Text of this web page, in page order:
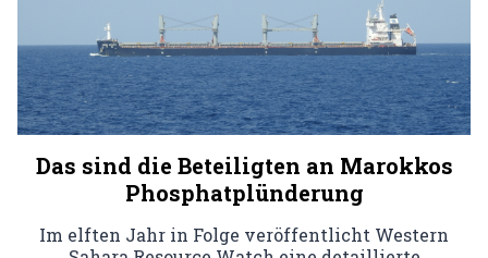
Das sind die Beteiligten an Marokkos
Phosphatplünderung
Im elften Jahr in Folge veröffentlicht Western